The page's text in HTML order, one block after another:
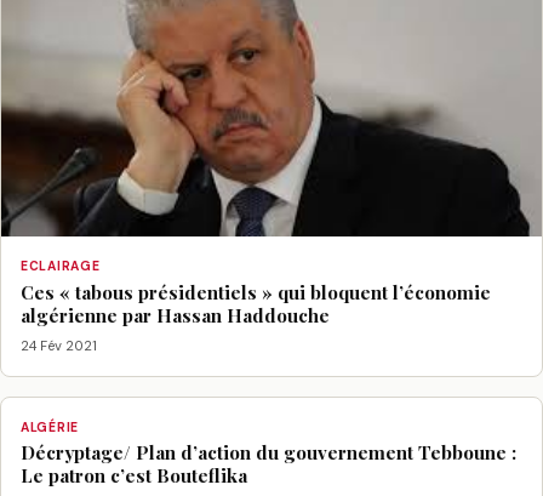
ECLAIRAGE
Ces « tabous présidentiels » qui bloquent l’économie
algérienne par Hassan Haddouche
24 Fév 2021
ALGÉRIE
Décryptage/ Plan d’action du gouvernement Tebboune :
Le patron c’est Bouteflika